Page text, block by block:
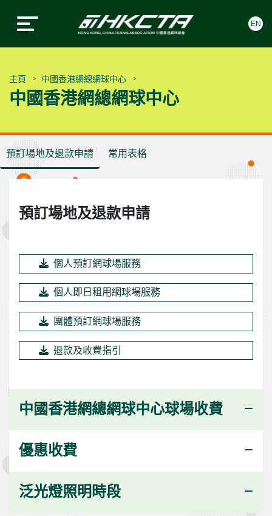
EN
主頁 中國香港網總網球中心
中國香港網總網球中心
預訂場地及退款申請 常用表格
預訂場地及退款申請
個人預訂網球場服務
個人即日租用網球場服務
團體預訂網球場服務
退款及收費指引
中國香港網總網球中心球場收費
優惠收費
泛光燈照明時段